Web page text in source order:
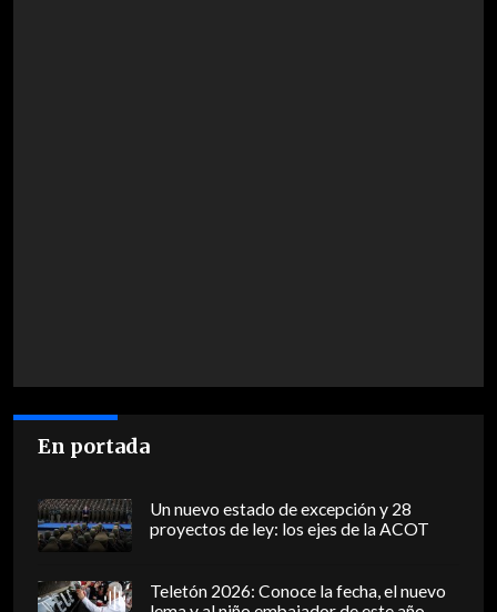
En portada
Un nuevo estado de excepción y 28
proyectos de ley: los ejes de la ACOT
Teletón 2026: Conoce la fecha, el nuevo